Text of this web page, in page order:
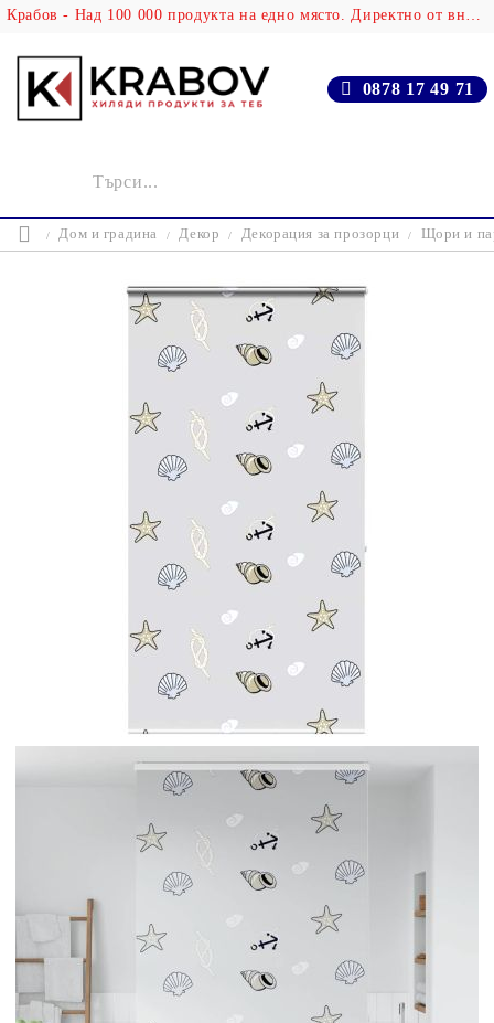
Крабов - Над 100 000 продукта на едно място. Директно от вносителя!
0878 17 49 71
Дом и градина Декор Декорация за прозорци Щори и